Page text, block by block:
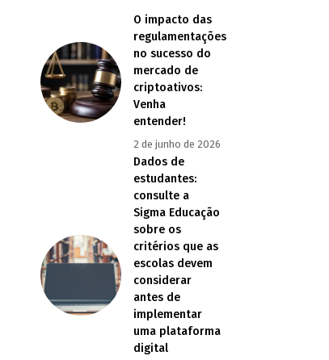
O impacto das
regulamentações
no sucesso do
mercado de
criptoativos:
Venha
entender!
2 de junho de 2026
Dados de
estudantes:
consulte a
Sigma Educação
sobre os
critérios que as
escolas devem
considerar
antes de
implementar
uma plataforma
digital